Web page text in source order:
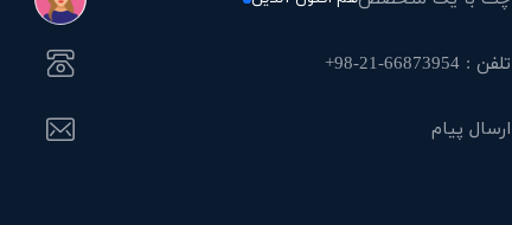
تلفن : 66873954-21-98+
ارسال پیام